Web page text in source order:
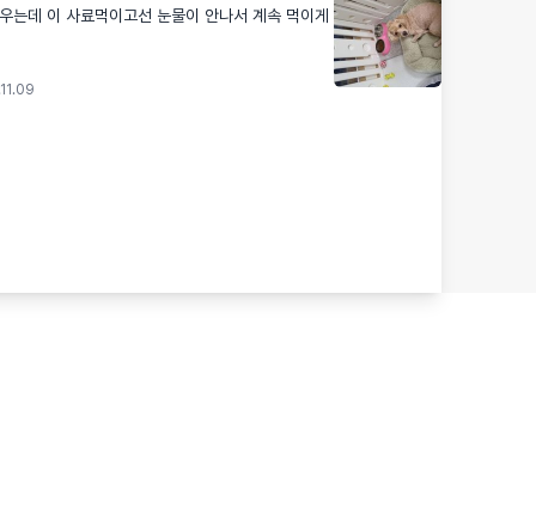
는데 이 사료먹이고선 눈물이 안나서 계속 먹이게
용